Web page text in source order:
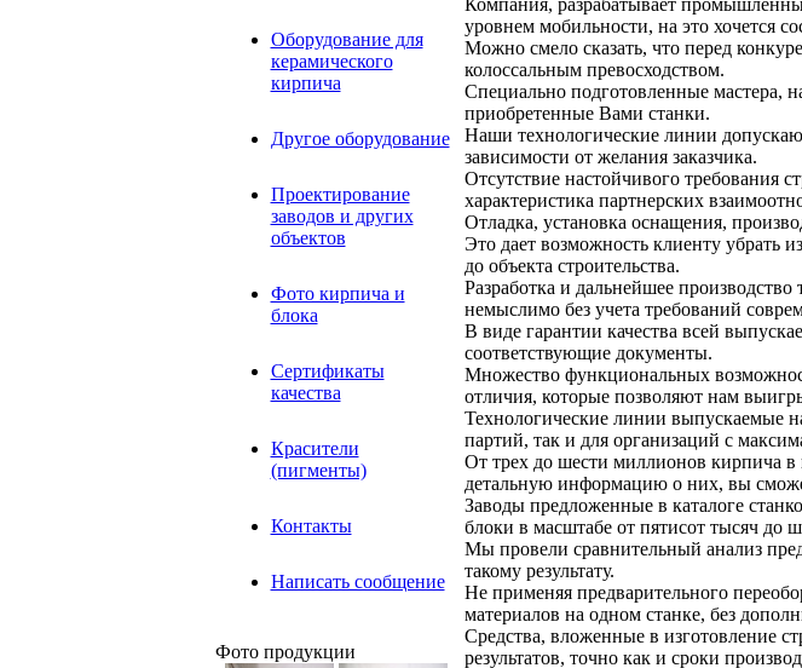
Оборудование для
керамического
кирпича
Другое оборудование
Проектирование
заводов и других
объектов
Фото кирпича и
блока
Сертификаты
качества
Красители
(пигменты)
Контакты
Написать сообщение
Фото продукции
уровнем мобильности, на это хочется
Можно смело сказать, что перед
колоссальным превосходством.
Специально подготовленные мастера,
приобретенные Вами станки.
Наши технологические линии
зависимости от желания заказчика.
Отсутствие настойчивого требования
характеристика партнерских
Отладка, установка оснащения,
Это дает возможность клиенту убрать
до объекта строительства.
Разработка и дальнейшее
немыслимо без учета требований
В виде гарантии качества всей
соответствующие документы.
Множество функциональных
отличия, которые позволяют нам
Технологические линии выпускаемые
партий, так и для организаций с
От трех до шести миллионов кирпича в
детальную информацию о них, вы
Заводы предложенные в каталоге
блоки в масштабе от пятисот тысяч до
Мы провели сравнительный анализ
такому результату.
Не применяя предварительного
материалов на одном станке, без
Средства, вложенные в изготовление
результатов, точно как и сроки